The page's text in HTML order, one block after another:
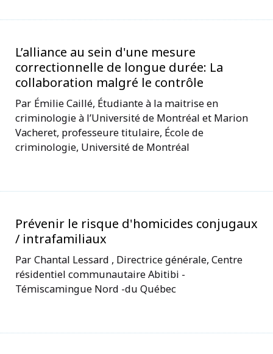
L’alliance au sein d'une mesure
correctionnelle de longue durée: La
collaboration malgré le contrôle
Émilie Caillé, Étudiante à la maitrise en
criminologie à l’Université de Montréal et Marion
Vacheret, professeure titulaire, École de
criminologie, Université de Montréal
Prévenir le risque d'homicides conjugaux
/ intrafamiliaux
Chantal Lessard , Directrice générale, Centre
résidentiel communautaire Abitibi -
Témiscamingue Nord -du Québec